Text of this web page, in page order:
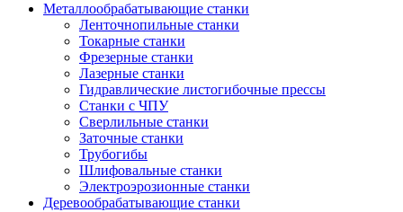
Металлообрабатывающие станки
Ленточнопильные станки
Токарные станки
Фрезерные станки
Лазерные станки
Гидравлические листогибочные прессы
Станки с ЧПУ
Сверлильные станки
Заточные станки
Трубогибы
Шлифовальные станки
Электроэрозионные станки
Деревообрабатывающие станки